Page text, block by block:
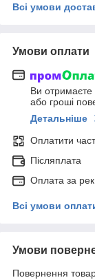
Всі умови
Умови оплати
Ви
або гроші
Детальніше
Оплатити
Післяплата
Оплата за
Всі умови
Умови
Повернення